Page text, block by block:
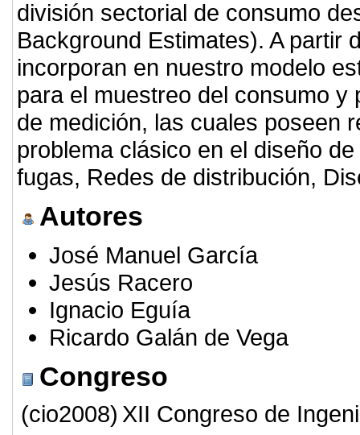
división sectorial de consumo
Background Estimates). A partir
incorporan en nuestro modelo
para el muestreo del consumo
de medición, las cuales poseen
problema clásico en el diseño
fugas, Redes de distribución,
Autores
José Manuel García
Jesús Racero
Ignacio Eguía
Ricardo Galán de Vega
Congreso
(cio2008) XII Congreso de